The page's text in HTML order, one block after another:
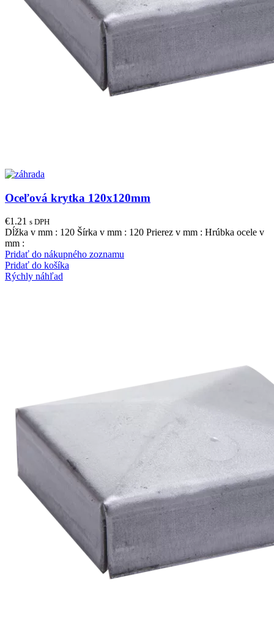
Oceľová krytka 120x120mm
€1.21 s DPH
Dĺžka v mm : 120 Šírka v mm : 120 Prierez v mm : Hrúbka ocele v
mm :
Pridať do nákupného zoznamu
Pridať do košíka
Rýchly náhľad